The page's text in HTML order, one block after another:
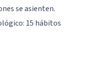
se asienten.
15 hábitos